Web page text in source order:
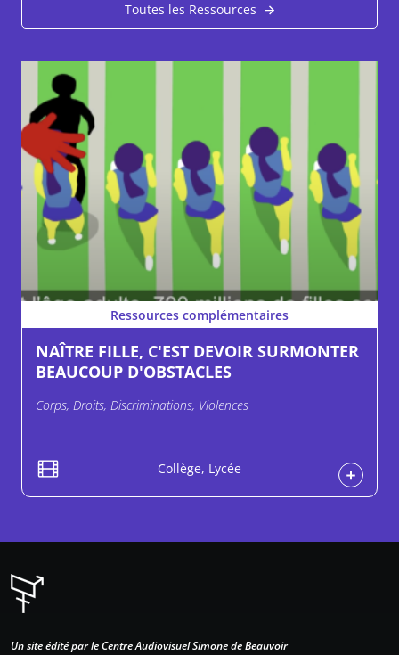
Toutes les Ressources
Ressources complémentaires
NAÎTRE FILLE, C'EST DEVOIR SURMONTER
BEAUCOUP D'OBSTACLES
Corps, Droits, Discriminations, Violences
Collège, Lycée
Un site édité par le Centre Audiovisuel Simone de Beauvoir